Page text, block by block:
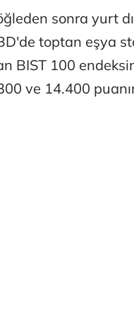
sonra yurt
toptan eşya
BIST 100
ve 14.400
Prof. Dr. Mahmut